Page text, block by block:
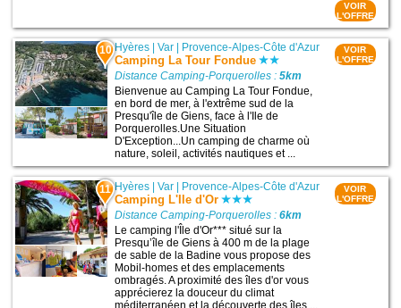
VOIR
L'OFFRE
10 Hyères |Var Provence-Alpes-Côte d'Azur
Camping La Tour Fondue
Distance Camping-Porquerolles :5km
Bienvenue au Camping La Tour Fondue,
en bord de mer, à l'extrême sud de la
Presqu'île de Giens, face à l'Ile de
Porquerolles.Une Situation
D'Exception...Un camping de charme où
nature, soleil, activités nautiques et ...
VOIR
L'OFFRE
11 Hyères |Var | Provence-Alpes-Côte d'Azur
Camping L'Ile d'Or
Distance Camping-Porquerolles :6km
Le camping l'Île d'Or*** situé sur la
Presqu’île de Giens à 400 m de la plage
de sable de la Badine vous propose des
Mobil-homes et des emplacements
ombragés. A proximité des îles d'or vous
apprécierez la douceur du climat
méditerranéen et la découverte des îles ...
VOIR
L'OFFRE